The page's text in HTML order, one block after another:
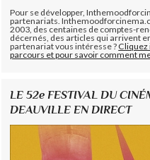
Pour se développer,
partenariats.
2003, des centaines de comptes-
décernés, des articles qui arrivent
partenariat vous intéresse ?Cliquez
parcours et pour savoir comment
LE 52e FESTIVAL DU
DEAUVILLE EN DIRECT